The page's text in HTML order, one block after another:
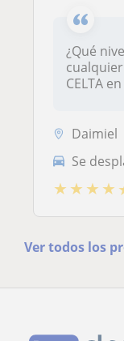
¿Qué
CELTA
Daimiel
Se
★ ★ ★ ★
Ver todos los